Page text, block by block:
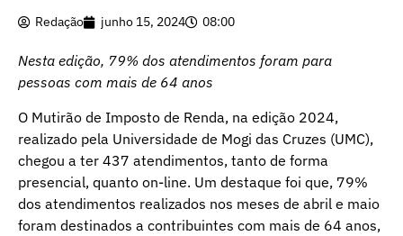
Redação junho 15, 2024 08:00
Nesta edição, 79% dos atendimentos foram para
pessoas com mais de 64 anos
O Mutirão de Imposto de Renda, na edição 2024,
realizado pela Universidade de Mogi das Cruzes (UMC),
chegou a ter 437 atendimentos, tanto de forma
presencial, quanto on-line. Um destaque foi que, 79%
dos atendimentos realizados nos meses de abril e maio
foram destinados a contribuintes com mais de 64 anos,